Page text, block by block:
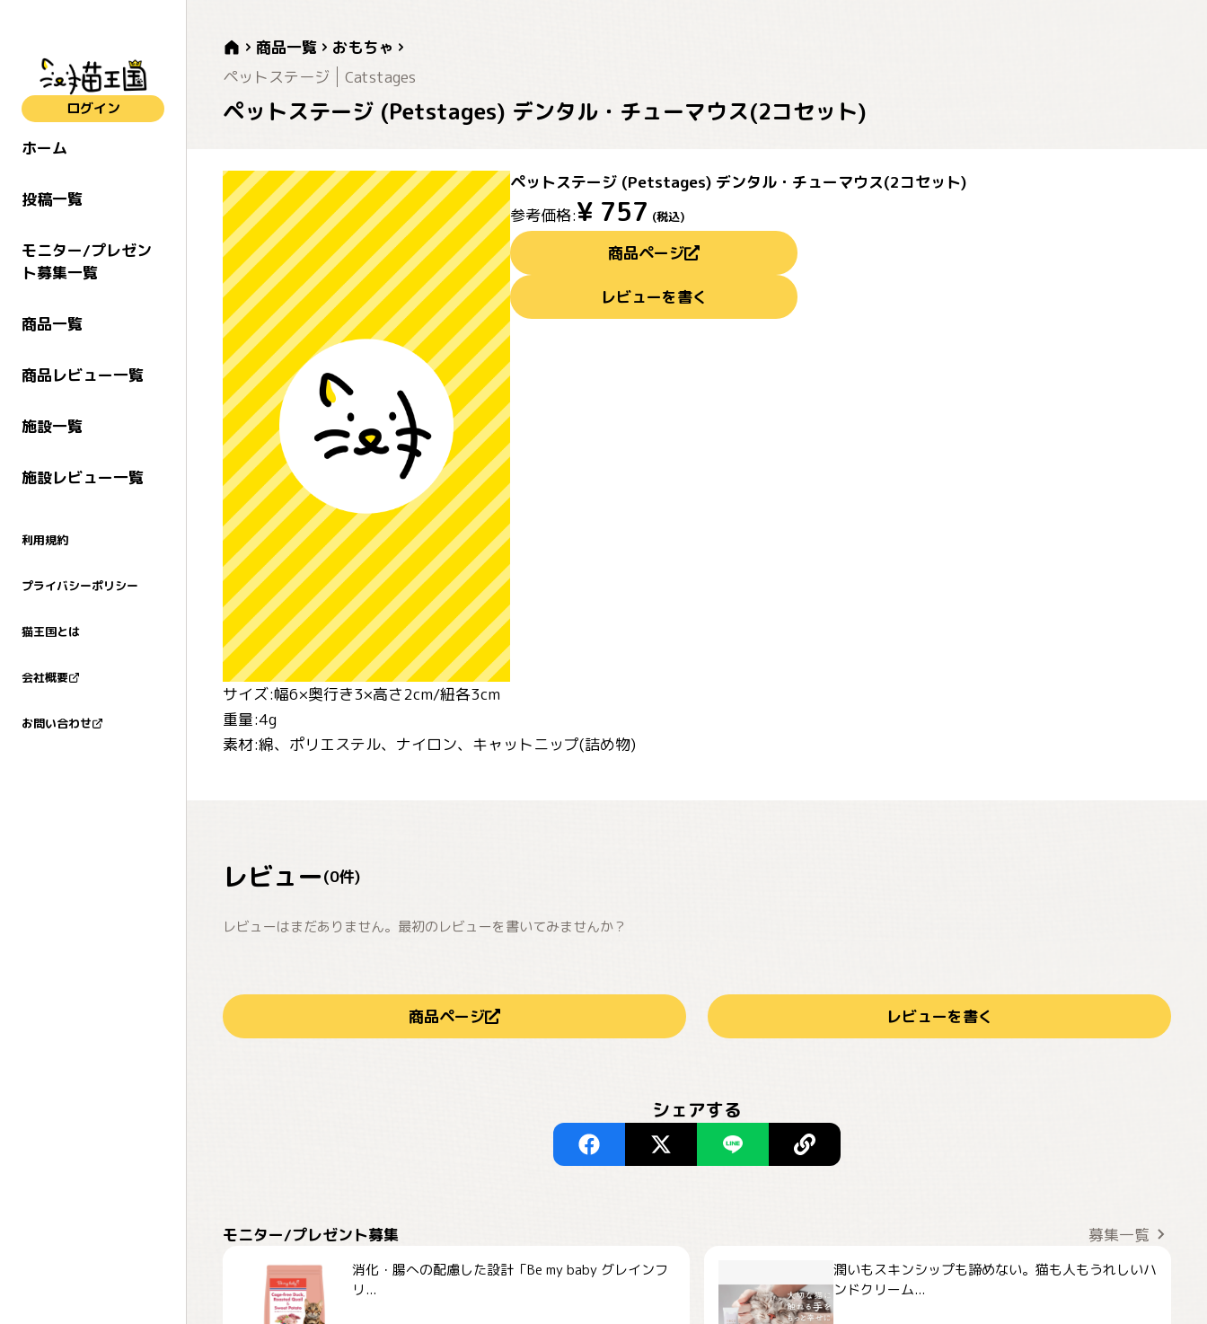
ログイン
ホーム
投稿一覧
モニター/プレゼン
ト募集一覧
商品一覧
商品レビュー一覧
施設一覧
施設レビュー一覧
利用規約
プライバシーポリシー
猫王国とは
会社概要
お問い合わせ
商品一覧
おもちゃ
ペットステージ
Catstages
ペットステージ (Petstages) デンタル・チューマウス(2コセット)
ペットステージ (Petstages) デンタル・チューマウス(2コセット)
参考価格:¥ 757 (税込)
商品ページ
レビューを書く
サイズ:幅6×奥行き3×高さ2cm/紐各3cm
重量:4g
素材:綿、ポリエステル、ナイロン、キャットニップ(詰め物)
レビュー(0件)
レビューはまだありません。最初のレビューを書いてみませんか？
商品ページ レビューを書く
シェアする
モニター/プレゼント募集 募集一覧
消化・腸への配慮した設計「Be my baby グレインフ
リ...
潤いもスキンシップも諦めない。猫も人もうれしいハ
ンドクリーム...